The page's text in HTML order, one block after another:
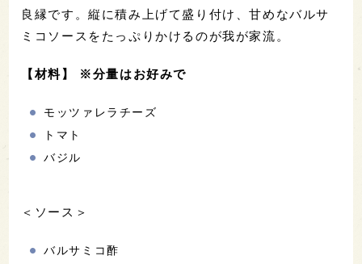
良縁です。縦に積み上げて盛り付け、甘めなバルサ
ミコソースをたっぷりかけるのが我が家流。
【材料】 ※分量はお好みで
モッツァレラチーズ
トマト
バジル
＜ソース＞
バルサミコ酢